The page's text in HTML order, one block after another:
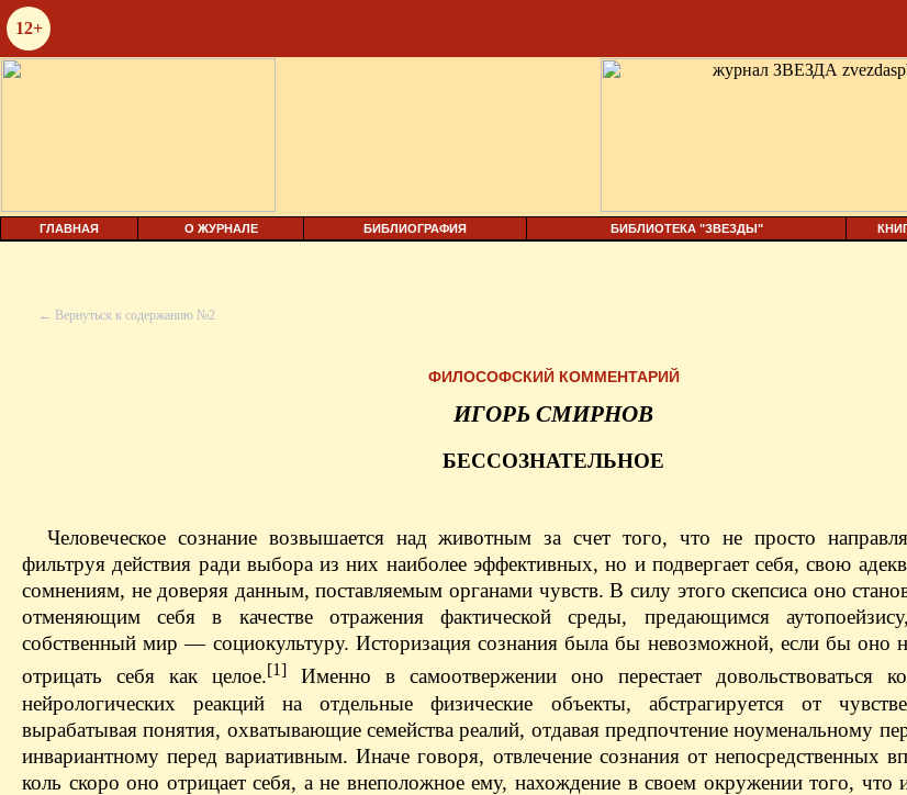
12+
ГЛАВНАЯ О ЖУРНАЛЕ БИБЛИОГРАФИЯ БИБЛИОТЕКА "ЗВЕЗДЫ"
← Вернуться к содержанию №2
ФИЛОСОФСКИЙ КОММЕНТАРИЙ
ИГОРЬ СМИРНОВ
БЕССОЗНАТЕЛЬНОЕ
Человеческое сознание возвышается над животным за счет того, что не просто
фильтруя действия ради выбора из них наиболее эффективных, но и подвергает себя, свою
сомнениям, не доверяя данным, поставляемым органами чувств. В силу этого скепсиса оно
отменяющим себя в качестве отражения фактической среды, предающимся
собственный мир — социокультуру. Историзация сознания была бы невозможной, если бы оно
отрицать себя как целое.[1]
Именно в самоотвержении оно перестает довольствоваться
нейрологических реакций на отдельные физические объекты, абстрагируется от
вырабатывая понятия, охватывающие семейства реалий, отдавая предпочтение ноуменальному
инвариантному перед вариативным. Иначе говоря, отвлечение сознания от непосредственных
коль скоро оно отрицает себя, а не внеположное ему, нахождение в своем окружении того, что